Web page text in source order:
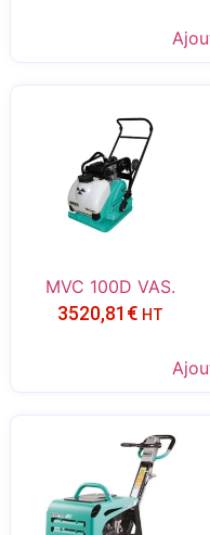
MVC 100D VAS.
3520,81 € HT